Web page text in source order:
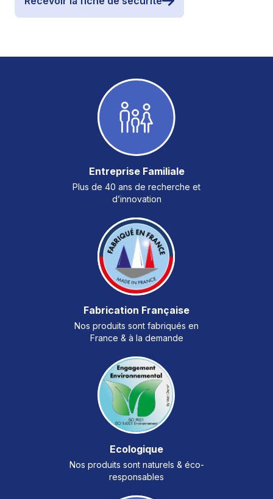
Entreprise Familiale
Plus de 40 ans de recherche et
d’innovation
Fabrication Française
Nos produits sont fabriqués en
France & à la demande
Ecologique
Nos produits sont naturels & éco-
responsables